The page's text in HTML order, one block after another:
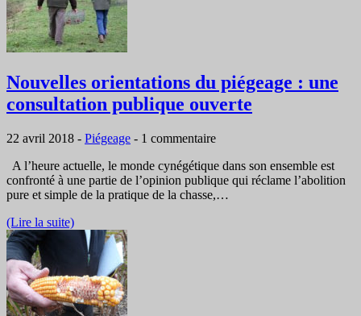
Nouvelles orientations du piégeage : une
consultation publique ouverte
22 avril 2018 - Piégeage - 1 commentaire
A l’heure actuelle, le monde cynégétique dans son ensemble est
confronté à une partie de l’opinion publique qui réclame l’abolition
pure et simple de la pratique de la chasse,…
(Lire la suite)